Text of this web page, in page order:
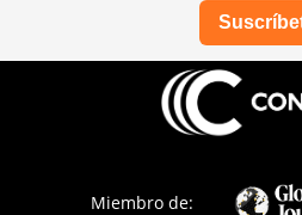
páginaMiembro de: